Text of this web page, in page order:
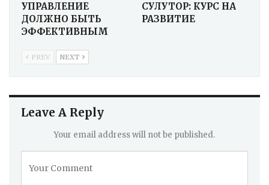
УПРАВЛЕНИЕ
ДОЛЖНО БЫТЬ
ЭФФЕКТИВНЫМ
СУЛУТОР: КУРС НА
РАЗВИТИЕ
PREV NEXT
Leave A Reply
Your email address will not be published.